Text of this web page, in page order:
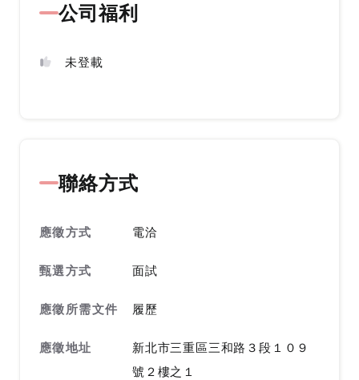
公司福利
未登載
聯絡方式
應徵方式 電洽
甄選方式 面試
應徵所需文件 履歷
應徵地址
新北市三重區三和路３段１０９
號２樓之１